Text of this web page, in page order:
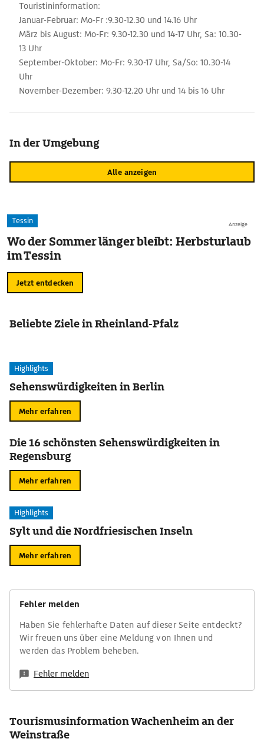
Touristininformation:
Januar-Februar: Mo-Fr :9.30-12.30 und 14.16 Uhr
März bis August: Mo-Fr: 9.30-12.30 und 14-17 Uhr, Sa: 10.30-
13 Uhr
September-Oktober: Mo-Fr: 9.30-17 Uhr, Sa/So: 10.30-14
Uhr
November-Dezember: 9.30-12.20 Uhr und 14 bis 16 Uhr
In der Umgebung
Alle anzeigen
Anzeige
Tessin
Wo der Sommer länger bleibt: Herbsturlaub
im Tessin
Jetzt entdecken
Beliebte Ziele in Rheinland-Pfalz
Highlights
Sehenswürdigkeiten in Berlin
Mehr erfahren
Die 16 schönsten Sehenswürdigkeiten in
Regensburg
Mehr erfahren
Highlights
Sylt und die Nordfriesischen Inseln
Mehr erfahren
Fehler melden
Haben Sie fehlerhafte Daten auf dieser Seite entdeckt?
Wir freuen uns über eine Meldung von Ihnen und
werden das Problem beheben.
Fehler melden
Tourismusinformation Wachenheim an der
Weinstraße